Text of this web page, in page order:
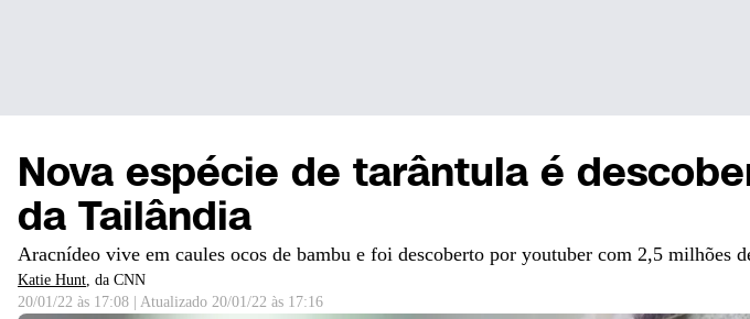
Nova espécie de tarântula é
da Tailândia
Aracnídeo vive em caules ocos de bambu e foi descoberto por youtuber com 2,5 milhões
Katie Hunt, da CNN
20/01/22 às 17:08
Atualizado 20/01/22 às 17:16